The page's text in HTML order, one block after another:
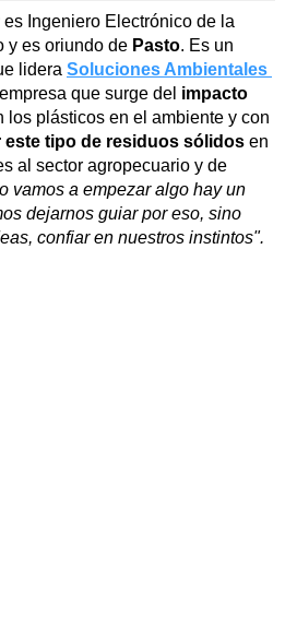
es Ingeniero Electrónico de la
y es oriundo de Pasto. Es un
lidera Soluciones Ambientales
que surge del impacto
los plásticos en el ambiente y con
este tipo de residuos sólidos en
al sector agropecuario y de
vamos a empezar algo hay un
dejarnos guiar por eso, sino
confiar en nuestros instintos".